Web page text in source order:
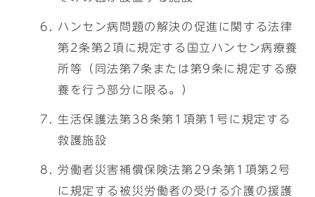
ハンセン病問題の解決の促進に関する法律
第2条第2項に規定する国立ハンセン病療養
所等（同法第7条または第9条に規定する療
養を行う部分に限る。）
生活保護法第38条第1項第1号に規定する
救護施設
労働者災害補償保険法第29条第1項第2号
に規定する被災労働者の受ける介護の援護